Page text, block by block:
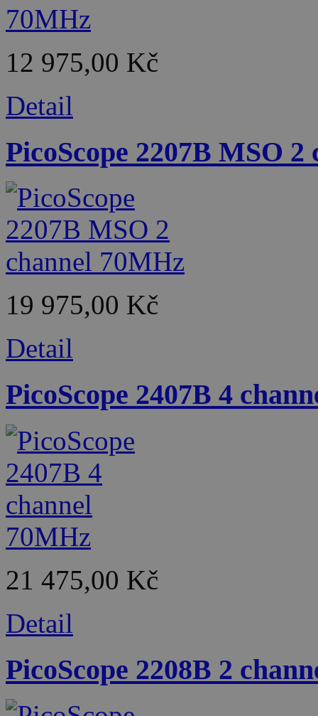
12 975,00 Kč
Detail
PicoScope 2207B MSO
19 975,00 Kč
Detail
PicoScope 2407B 4
21 475,00 Kč
Detail
PicoScope 2208B 2